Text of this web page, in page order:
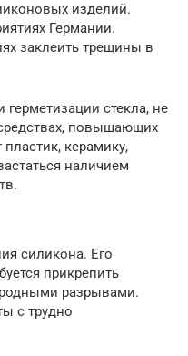
изделий.
Германии.
заклеить трещины в
стекла, не
повышающих
керамику,
наличием
силикона. Его
прикрепить
разрывами.
с трудно